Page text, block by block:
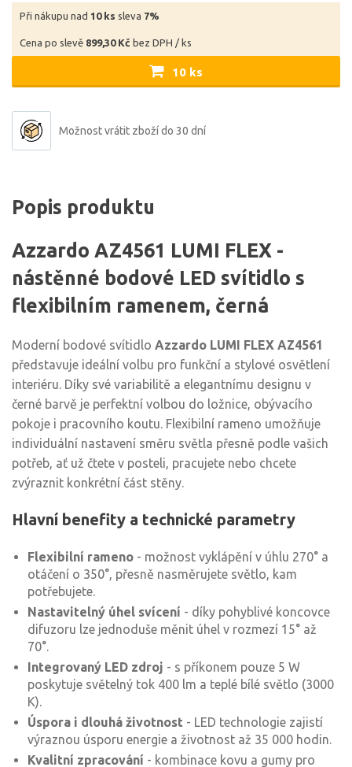
Při nákupu nad 10 ks sleva 7%
Cena po slevě 899,30 Kč bez DPH / ks
10 ks
Možnost vrátit zboží do 30 dní
Popis produktu
Azzardo AZ4561 LUMI FLEX -
nástěnné bodové LED svítidlo s
flexibilním ramenem, černá
Moderní bodové svítidlo Azzardo LUMI FLEX AZ4561
představuje ideální volbu pro funkční a stylové osvětlení
interiéru. Díky své variabilitě a elegantnímu designu v
černé barvě je perfektní volbou do ložnice, obývacího
pokoje i pracovního koutu. Flexibilní rameno umožňuje
individuální nastavení směru světla přesně podle vašich
potřeb, ať už čtete v posteli, pracujete nebo chcete
zvýraznit konkrétní část stěny.
Hlavní benefity a technické parametry
Flexibilní rameno - možnost vyklápění v úhlu 270° a
otáčení o 350°, přesně nasměrujete světlo, kam
potřebujete.
Nastavitelný úhel svícení - díky pohyblivé koncovce
difuzoru lze jednoduše měnit úhel v rozmezí 15° až
70°.
Integrovaný LED zdroj - s příkonem pouze 5 W
poskytuje světelný tok 400 lm a teplé bílé světlo (3000
K).
Úspora i dlouhá životnost - LED technologie zajistí
výraznou úsporu energie a životnost až 35 000 hodin.
Kvalitní zpracování - kombinace kovu a gumy pro